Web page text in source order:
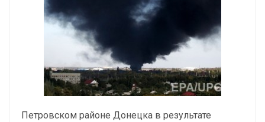
Петровском районе Донецка в результате